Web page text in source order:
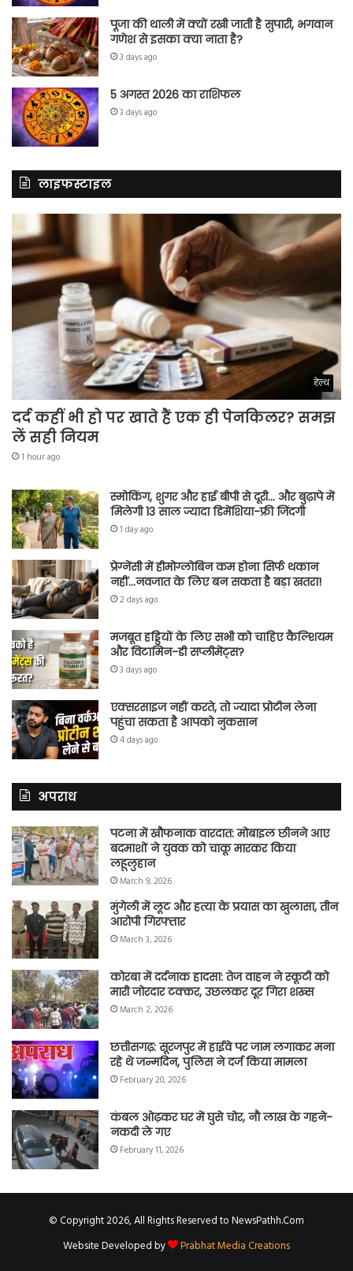
पूजा की थाली में क्यों रखी जाती है सुपारी, भगवान
गणेश से इसका क्या नाता है?
3 days ago
5 अगस्त 2026 का राशिफल
3 days ago
लाइफस्टाइल
हेल्थ
दर्द कहीं भी हो पर खाते हैं एक ही पेनकिलर? समझ
लें सही नियम
1 hour ago
स्मोकिंग, शुगर और हाई बीपी से दूरी… और बुढ़ापे में
मिलेगी 13 साल ज्यादा डिमेंशिया-फ्री जिंदगी
1 day ago
प्रेग्नेंसी में हीमोग्लोबिन कम होना सिर्फ थकान
नहीं…नवजात के लिए बन सकता है बड़ा खतरा!
2 days ago
मजबूत हड्डियों के लिए सभी को चाहिए कैल्शियम
और विटामिन-डी सप्लीमेंट्स?
3 days ago
एक्सरसाइज नहीं करते, तो ज्यादा प्रोटीन लेना
पहुंचा सकता है आपको नुकसान
4 days ago
अपराध
पटना में खौफनाक वारदात: मोबाइल छीनने आए
बदमाशों ने युवक को चाकू मारकर किया
लहूलुहान
March 9, 2026
मुंगेली में लूट और हत्या के प्रयास का खुलासा, तीन
आरोपी गिरफ्तार
March 3, 2026
कोरबा में दर्दनाक हादसा: तेज वाहन ने स्कूटी को
मारी जोरदार टक्कर, उछलकर दूर गिरा शख्स
March 2, 2026
छत्तीसगढ़: सूरजपुर में हाईवे पर जाम लगाकर मना
रहे थे जन्मदिन, पुलिस ने दर्ज किया मामला
February 20, 2026
कंबल ओढ़कर घर में घुसे चोर, नौ लाख के गहने-
नकदी ले गए
February 11, 2026
© Copyright 2026, All Rights Reserved to NewsPathh.Com
Website Developed by
Prabhat Media Creations